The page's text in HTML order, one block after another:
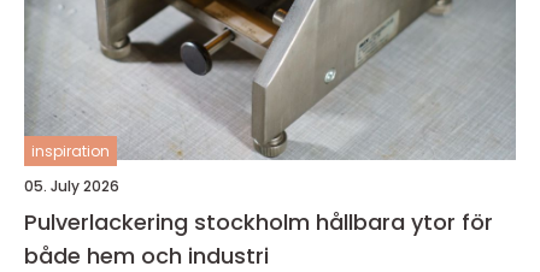
inspiration
05. July 2026
Pulverlackering stockholm hållbara ytor för
både hem och industri